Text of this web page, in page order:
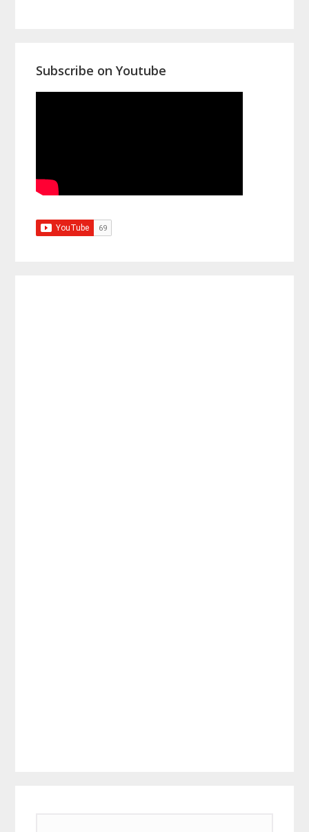
Subscribe on Youtube